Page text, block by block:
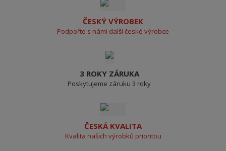
ČESKÝ VÝROBEK
Podpořte s námi další české výrobce
3 ROKY ZÁRUKA
Poskytujeme záruku 3 roky
ČESKÁ KVALITA
Kvalita našich výrobků prioritou